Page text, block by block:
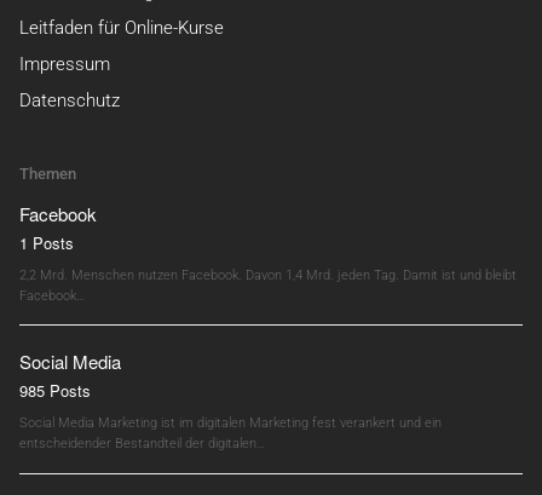
Leitfaden für Online-Kurse
Impressum
Datenschutz
Themen
Facebook
1 Posts
2,2 Mrd. Menschen nutzen Facebook. Davon 1,4 Mrd. jeden Tag. Damit ist und bleibt
Facebook…
Social Media
985 Posts
Social Media Marketing ist im digitalen Marketing fest verankert und ein
entscheidender Bestandteil der digitalen…